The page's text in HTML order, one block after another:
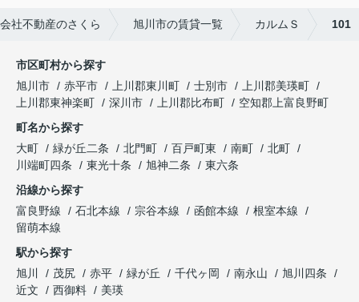
社不動産のさくら 旭川市の賃貸一覧 カルムＳ 101
市区町村から探す
旭川市
赤平市 上川郡東川町 士別市
上川郡美瑛町
上川郡東神楽町
深川市 上川郡比布町
空知郡上富良野町
町名から探す
大町
緑が丘二条 北門町 百戸町東 南町
北町
川端町四条
東光十条 旭神二条
東六条
沿線から探す
富良野線
石北本線 宗谷本線 函館本線
根室本線
留萌本線
駅から探す
旭川
茂尻 赤平 緑が丘 千代ヶ岡 南永山
旭川四条
近文
西御料 美瑛